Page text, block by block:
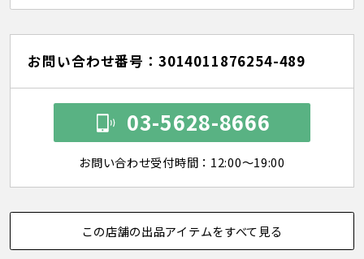
お問い合わせ番号：3014011876254-489
03-5628-8666
お問い合わせ受付時間：12:00～19:00
この店舗の出品アイテムをすべて見る